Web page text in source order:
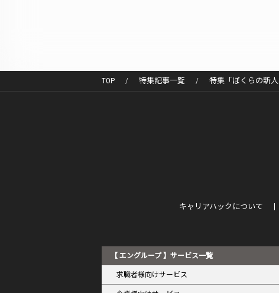
TOP 特集記事一覧 特集「ぼくらの新人
キャリアハックについて
【 エングループ 】サービス一覧
求職者様向けサービス